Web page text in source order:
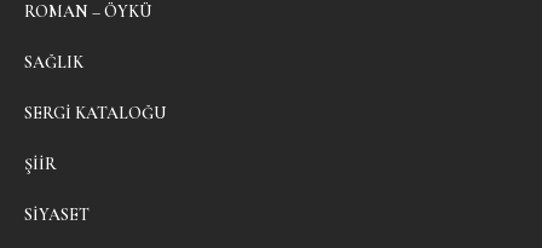
ROMAN – ÖYKÜ
SAĞLIK
SERGI KATALOĞU
ŞIIR
SIYASET